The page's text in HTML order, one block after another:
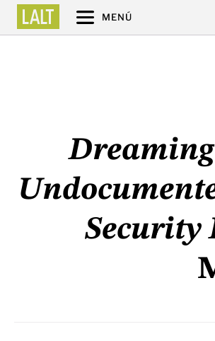
MENÚ
Security